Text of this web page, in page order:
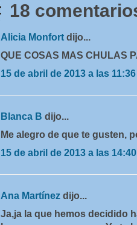
18
Alicia Monfort dijo...
QUE COSAS MAS CHULAS
15 de abril de 2013 a las 11:36
Blanca B dijo...
Me alegro de que te gusten,
15 de abril de 2013 a las 14:40
Ana Martínez dijo...
Ja,ja la que hemos decidido